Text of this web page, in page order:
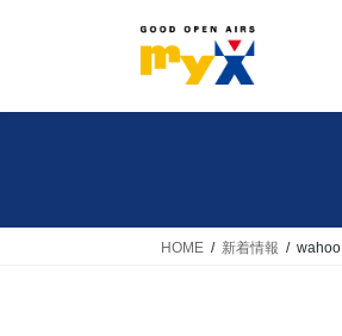
ン
ー
HOME 新着情報 wahoo